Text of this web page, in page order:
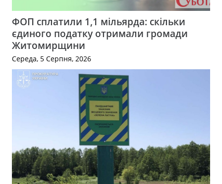
ФОП сплатили 1,1 мільярда: скільки
єдиного податку отримали громади
Житомирщини
Середа, 5 Серпня, 2026